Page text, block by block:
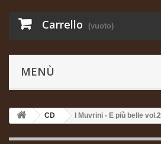
Carrello (vuoto)
MENÙ
CD I Muvrini - E più belle vol.2